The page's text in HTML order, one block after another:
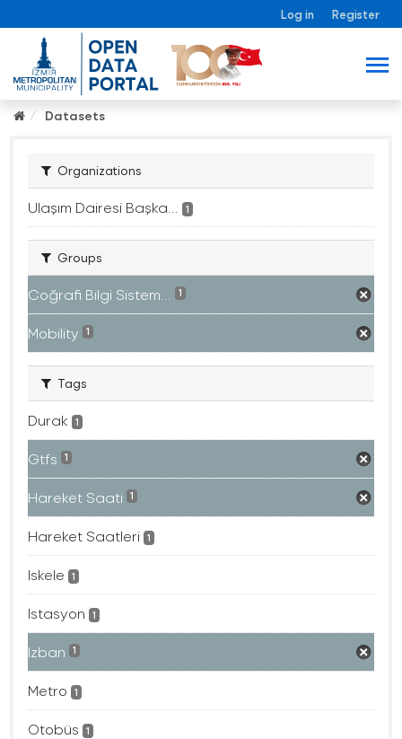
Log in Register
Datasets
Organizations
Ulaşım Dairesi Başka... 1
Groups
Coğrafi Bilgi Sistem... 1
Mobility 1
Tags
Durak 1
Gtfs 1
Hareket Saati 1
Hareket Saatleri 1
Iskele 1
Istasyon 1
Izban 1
Metro 1
Otobüs 1